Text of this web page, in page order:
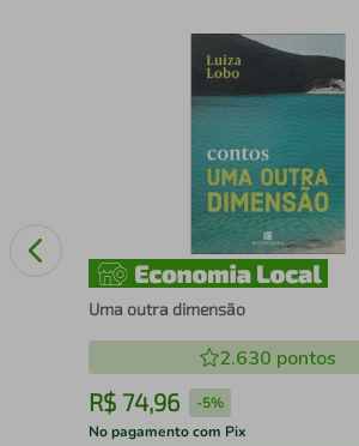
Uma outra dimensão
2.630 pontos
R$ 74,96 -5%
No pagamento com Pix